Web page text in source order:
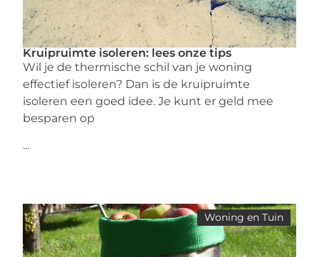
Kruipruimte isoleren: lees onze tips
Wil je de thermische schil van je woning
effectief isoleren? Dan is de kruipruimte
isoleren een goed idee. Je kunt er geld mee
besparen op
...
Woning en Tuin